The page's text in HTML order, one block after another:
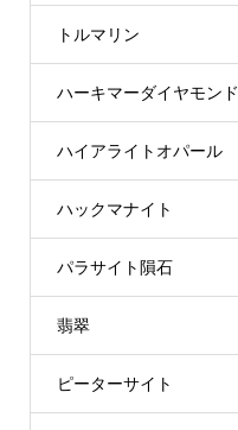
トルマリン
ハーキマーダイヤモンド
ハイアライトオパール
ハックマナイト
パラサイト隕石
翡翠
ピーターサイト